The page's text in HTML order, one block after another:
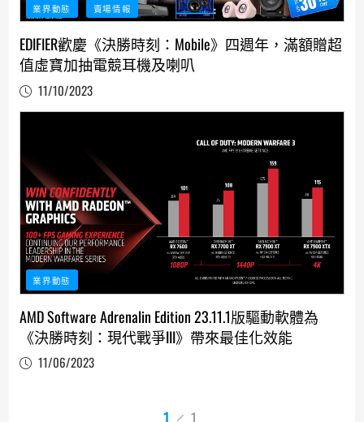
業界動態 賣場情報
EDIFIER歡慶《決勝時刻：Mobile》四週年，滿額贈超
值虛寶加抽電競耳機及喇叭
11/10/2023
業界動態
AMD Software Adrenalin Edition 23.11.1版驅動軟體為
《決勝時刻：現代戰爭III》帶來最佳化效能
11/06/2023